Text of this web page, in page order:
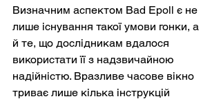
Визначним аспектом Bad Epoll є не
лише існування такої умови гонки, а
й те, що дослідникам вдалося
використати її з надзвичайною
надійністю. Вразливе часове вікно
триває лише кілька інструкцій